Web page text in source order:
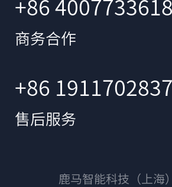
+86 4007733618
商务合作
+86
售后服务
鹿马智能科技（上